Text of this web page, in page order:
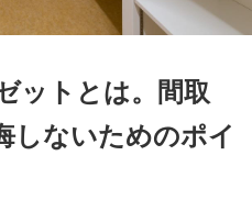
ットとは。間取
しないためのポイ